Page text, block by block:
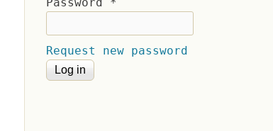
Request new password